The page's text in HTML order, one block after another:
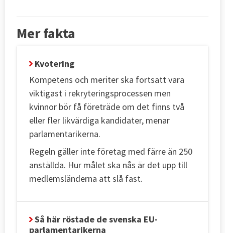
Mer fakta
Kvotering
Kompetens och meriter ska fortsatt vara
viktigast i rekryteringsprocessen men
kvinnor bör få företräde om det finns två
eller fler likvärdiga kandidater, menar
parlamentarikerna.
Regeln gäller inte företag med färre än 250
anställda. Hur målet ska nås är det upp till
medlemsländerna att slå fast.
Så här röstade de svenska EU-
parlamentarikerna